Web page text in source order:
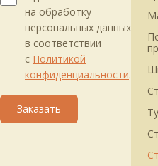
на обработку
персональных данных
в соответствии
с Политикой
конфиденциальности.